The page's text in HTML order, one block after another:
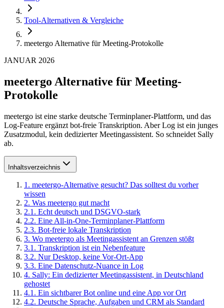
Tool-Alternativen & Vergleiche
meetergo Alternative für Meeting-Protokolle
JANUAR 2026
meetergo Alternative für Meeting-
Protokolle
meetergo ist eine starke deutsche Terminplaner-Plattform, und das
Log-Feature ergänzt bot-freie Transkription. Aber Log ist ein junges
Zusatzmodul, kein dedizierter Meetingassistent. So schneidet Sally
ab.
Inhaltsverzeichnis
1 . meetergo-Alternative gesucht? Das solltest du vorher
wissen
2. Was meetergo gut macht
2.1 . Echt deutsch und DSGVO-stark
2.2. Eine All-in-One-Terminplaner-Plattform
2.3. Bot-freie lokale Transkription
3. Wo meetergo als Meetingassistent an Grenzen stößt
3.1 . Transkription ist ein Nebenfeature
3.2. Nur Desktop, keine Vor-Ort-App
3.3. Eine Datenschutz-Nuance in Log
4. Sally: Ein dedizierter Meetingassistent, in Deutschland
gehostet
4.1 . Ein sichtbarer Bot online und eine App vor Ort
4.2. Deutsche Sprache, Aufgaben und CRM als Standard